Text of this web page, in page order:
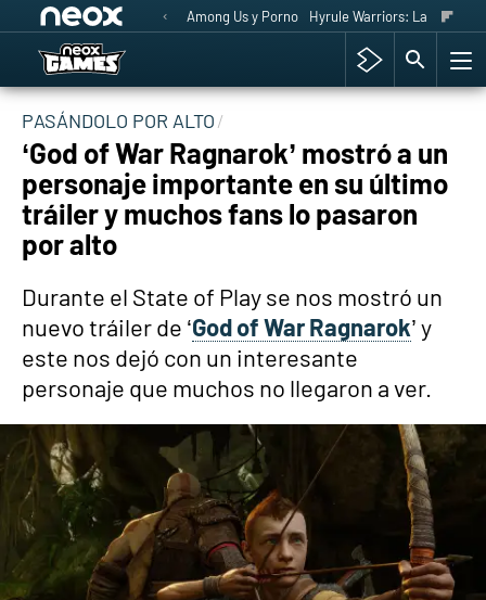
Among Us y Porno Hyrule Warriors: La Era del
PASÁNDOLO POR ALTO
‘God of War Ragnarok’ mostró a un
personaje importante en su último
tráiler y muchos fans lo pasaron
por alto
Durante el State of Play se nos mostró un
nuevo tráiler de ‘God of War Ragnarok’ y
este nos dejó con un interesante
personaje que muchos no llegaron a ver.